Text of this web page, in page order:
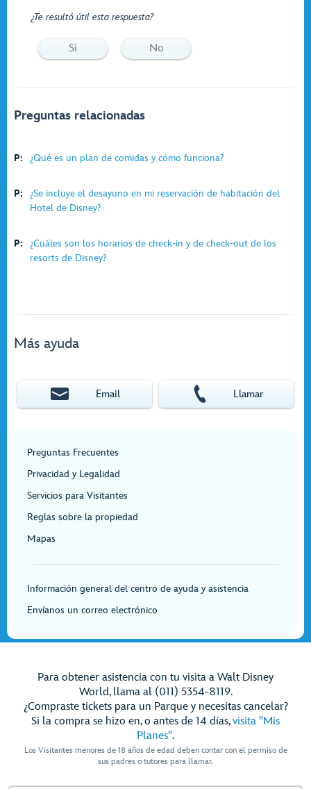
¿Te resultó útil esta respuesta?
Si No
Preguntas relacionadas
P: ¿Qué es un plan de comidas y cómo funciona?
P:
¿Se incluye el desayuno en mi reservación de habitación del
Hotel de Disney?
P:
¿Cuáles son los horarios de check-in y de check-out de los
resorts de Disney?
Más ayuda
Email Llamar
Preguntas Frecuentes
Privacidad y Legalidad
Servicios para Visitantes
Reglas sobre la propiedad
Mapas
Información general del centro de ayuda y asistencia
Envíanos un correo electrónico
Para obtener asistencia con tu visita a Walt Disney
World, llama al (011) 5354-8119.
¿Compraste tickets para un Parque y necesitas cancelar?
Si la compra se hizo en, o antes de 14 días,visita "Mis
Planes".
Los Visitantes menores de 18 años de edad deben contar con el permiso de
sus padres o tutores para llamar.